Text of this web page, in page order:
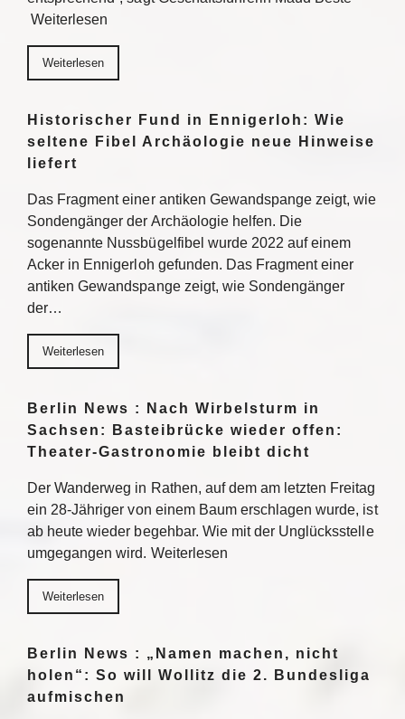
Weiterlesen
Weiterlesen
Historischer Fund in Ennigerloh: Wie
seltene Fibel Archäologie neue Hinweise
liefert
Das Fragment einer antiken Gewandspange zeigt, wie
Sondengänger der Archäologie helfen. Die
sogenannte Nussbügelfibel wurde 2022 auf einem
Acker in Ennigerloh gefunden. Das Fragment einer
antiken Gewandspange zeigt, wie Sondengänger
der…
Weiterlesen
Berlin News : Nach Wirbelsturm in
Sachsen: Basteibrücke wieder offen:
Theater-Gastronomie bleibt dicht
Der Wanderweg in Rathen, auf dem am letzten Freitag
ein 28-Jähriger von einem Baum erschlagen wurde, ist
ab heute wieder begehbar. Wie mit der Unglücksstelle
umgegangen wird. Weiterlesen
Weiterlesen
Berlin News : „Namen machen, nicht
holen“: So will Wollitz die 2. Bundesliga
aufmischen